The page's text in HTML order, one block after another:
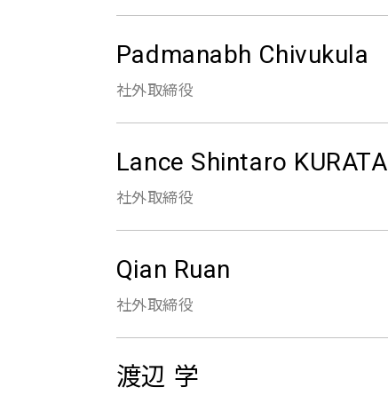
Padmanabh Chivukula
社外取締役
Lance Shintaro KURATA
社外取締役
Qian Ruan
社外取締役
渡辺 学